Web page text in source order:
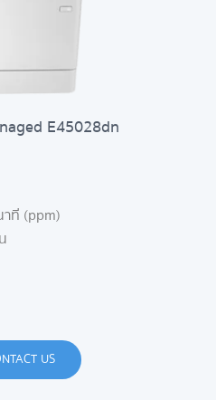
E45028dn
ที (ppm)
US